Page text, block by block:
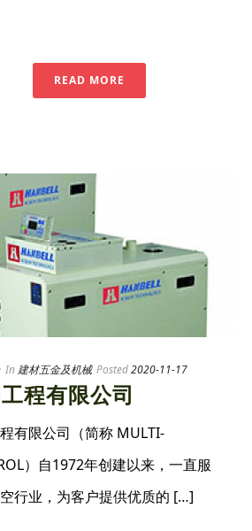
READ MORE
In 建材五金及机械 Posted2020-11-17
程有限公司
有限公司（简称 MULTI-
）自1972年创建以来，一直服
行业，为客户提供优质的 […]